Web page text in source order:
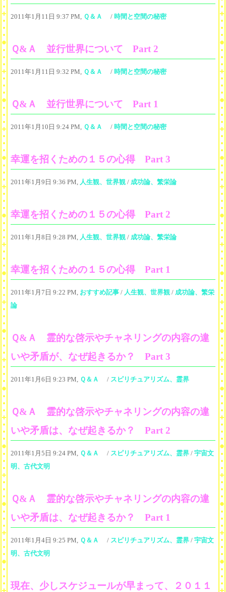
2011年1月11日 9:37 PM, Ｑ＆Ａ / 時間と空間の秘密
Ｑ&Ａ 並行世界について Part 2
2011年1月11日 9:32 PM, Ｑ＆Ａ / 時間と空間の秘密
Ｑ&Ａ 並行世界について Part 1
2011年1月10日 9:24 PM, Ｑ＆Ａ / 時間と空間の秘密
幸運を招くための１５の心得 Part 3
2011年1月9日 9:36 PM, 人生観、世界観 / 成功論、繁栄論
幸運を招くための１５の心得 Part 2
2011年1月8日 9:28 PM, 人生観、世界観 / 成功論、繁栄論
幸運を招くための１５の心得 Part 1
2011年1月7日 9:22 PM, おすすめ記事 / 人生観、世界観 / 成功論、繁栄
論
Ｑ&Ａ 霊的な啓示やチャネリングの内容の違
いや矛盾が、なぜ起きるか？ Part 3
2011年1月6日 9:23 PM, Ｑ＆Ａ / スピリチュアリズム、霊界
Ｑ&Ａ 霊的な啓示やチャネリングの内容の違
いや矛盾は、なぜ起きるか？ Part 2
2011年1月5日 9:24 PM, Ｑ＆Ａ / スピリチュアリズム、霊界 / 宇宙文
明、古代文明
Ｑ&Ａ 霊的な啓示やチャネリングの内容の違
いや矛盾は、なぜ起きるか？ Part 1
2011年1月4日 9:25 PM, Ｑ＆Ａ / スピリチュアリズム、霊界 / 宇宙文
明、古代文明
現在、少しスケジュールが早まって、２０１１